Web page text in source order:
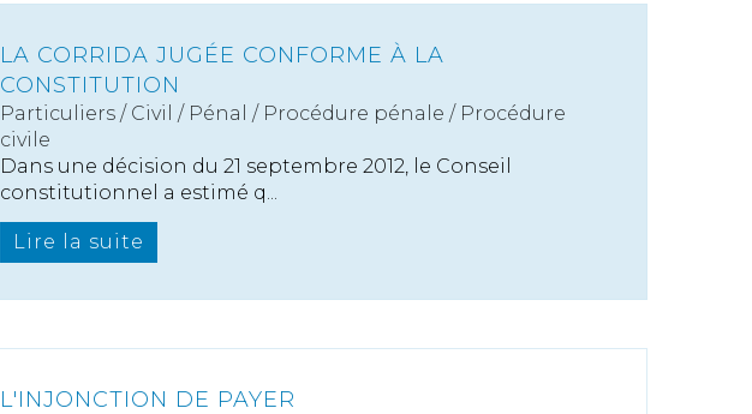
LA CORRIDA JUGÉE CONFORME À LA
CONSTITUTION
Particuliers / Civil / Pénal / Procédure pénale / Procédure
civile
Dans une décision du 21 septembre 2012, le Conseil
constitutionnel a estimé q...
Lire la suite
L'INJONCTION DE PAYER